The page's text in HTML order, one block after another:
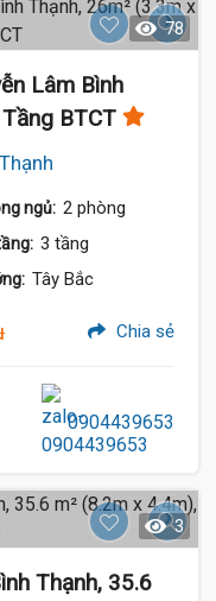
78
Lâm Bình
BTCT
ngủ: 2 phòng
3 tầng
Tây Bắc
Chia sẻ
0904439653
3
Thạnh, 35.6